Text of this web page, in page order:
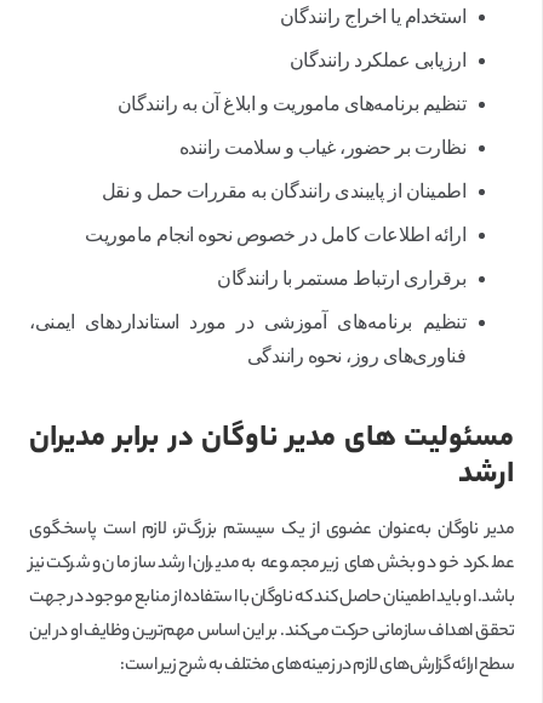
استخدام یا اخراج رانندگان
ارزیابی عملکرد رانندگان
تنظیم برنامه‌های ماموریت و ابلاغ آن به رانندگان
نظارت بر حضور، غیاب و سلامت راننده
اطمینان از پایبندی رانندگان به مقررات حمل و نقل
ارائه اطلاعات کامل در خصوص نحوه انجام ماموریت
برقراری ارتباط مستمر با رانندگان
تنظیم برنامه‌های آموزشی در مورد استانداردهای ایمنی،
فناوری‌های روز، نحوه رانندگی
مسئولیت های مدیر ناوگان در برابر مدیران
ارشد
مدیر ناوگان به‌عنوان عضوی از یک سیستم بزرگ‌تر، لازم است پاسخگوی
عملکرد خود و بخش‌های زیر مجموعه به مدیران ارشد سازمان و شرکت نیز
باشد. او باید اطمینان حاصل کند که ناوگان با استفاده از منابع موجود در جهت
تحقق اهداف سازمانی حرکت می‌کند. بر این اساس مهم‌ترین وظایف او در این
سطح ارائه گزارش‌های لازم در زمینه‌های مختلف به شرح زیر است: